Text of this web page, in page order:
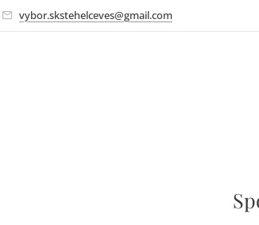
vybor.skstehelceves@gmail.com